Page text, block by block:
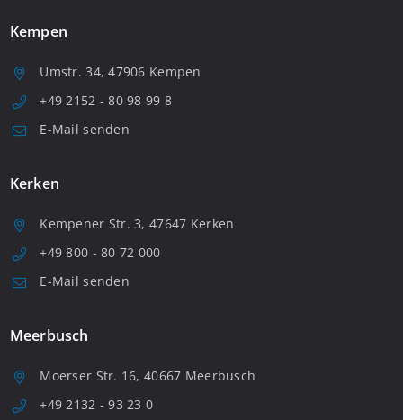
Kempen
Umstr. 34, 47906 Kempen
+49 2152 - 80 98 99 8
E-Mail senden
Kerken
Kempener Str. 3, 47647 Kerken
+49 800 - 80 72 000
E-Mail senden
Meerbusch
Moerser Str. 16, 40667 Meerbusch
+49 2132 - 93 23 0